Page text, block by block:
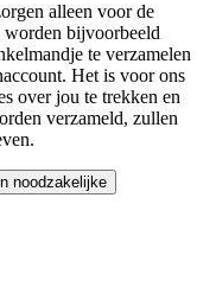
alleen voor de
worden bijvoorbeeld
te verzamelen
Het is voor ons
over jou te trekken en
verzameld, zullen
noodzakelijke